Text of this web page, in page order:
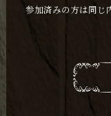
参加済みの方は同じ